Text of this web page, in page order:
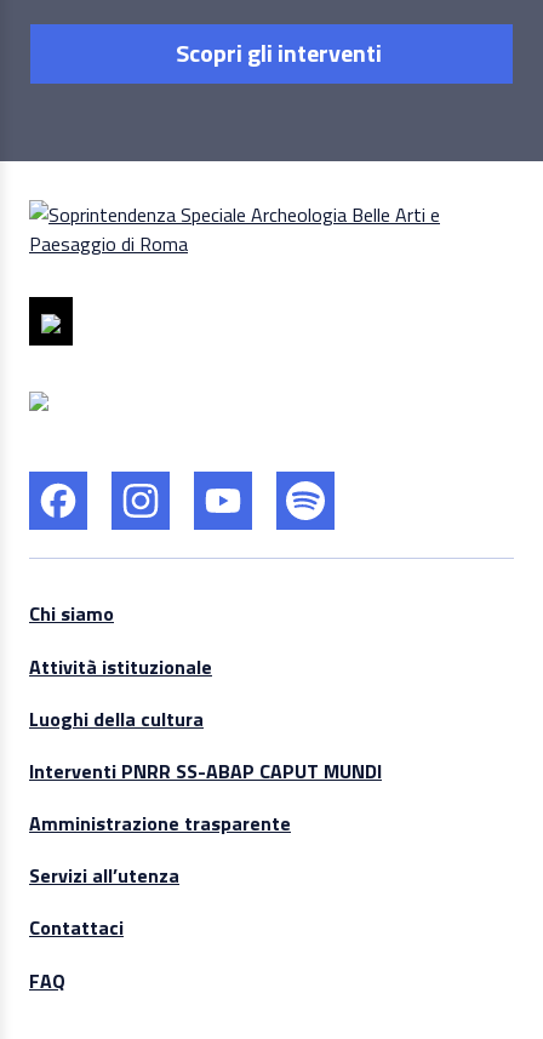
Scopri gli interventi
Chi siamo
Attività istituzionale
Luoghi della cultura
Interventi PNRR SS-ABAP CAPUT MUNDI
Amministrazione trasparente
Servizi all’utenza
Contattaci
FAQ